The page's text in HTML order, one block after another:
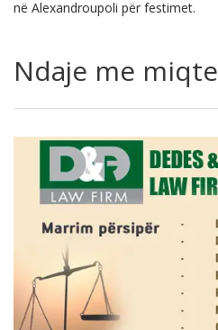
në Alexandroupoli për festimet.
Ndaje me miqte